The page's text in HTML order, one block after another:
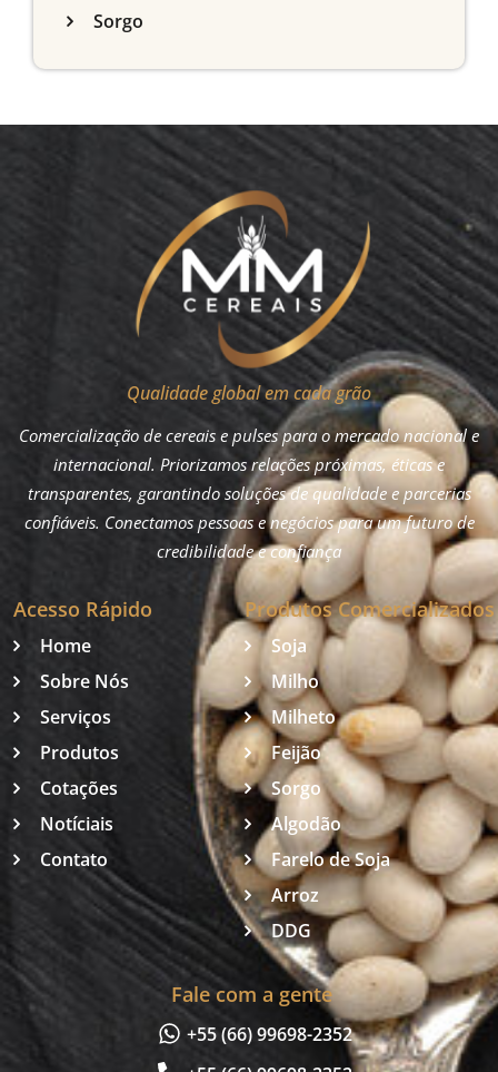
Sorgo
Qualidade global em cada grão
Comercialização de cereais e pulses para o mercado nacional e
internacional. Priorizamos relações próximas, éticas e
transparentes, garantindo soluções de qualidade e parcerias
confiáveis. Conectamos pessoas e negócios para um futuro de
credibilidade e confiança
Acesso Rápido
Home
Sobre Nós
Serviços
Produtos
Cotações
Notíciais
Contato
Produtos Comercializados
Soja
Milho
Milheto
Feijão
Sorgo
Algodão
Farelo de Soja
Arroz
DDG
Fale com a gente
+55 (66) 99698-2352